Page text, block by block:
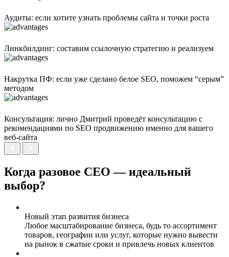
Аудиты: если хотите узнать проблемы сайта и точки роста
Линкбилдинг: составим ссылочную стратегию и реализуем
Накрутка ПФ: если уже сделано белое SEO, поможем “серым”
методом
Консультация: лично Дмитрий проведёт консультацию с
рекомендациями по SEO продвижению именно для вашего
веб-сайта
Когда разовое СЕО — идеальный
выбор?
Новый этап развития бизнеса
Любое масштабирование бизнеса, будь то ассортимент
товаров, географии или услуг, которые нужно вывести
на рынок в сжатые сроки и привлечь новых клиентов